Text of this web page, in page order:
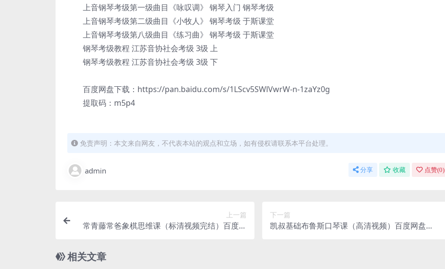
上音钢琴考级第一级曲目《咏叹调》 钢琴入门 钢琴考级
上音钢琴考级第二级曲目《小牧人》 钢琴考级 于斯课堂
上音钢琴考级第八级曲目《练习曲》 钢琴考级 于斯课堂
钢琴考级教程 江苏音协社会考级 3级 上
钢琴考级教程 江苏音协社会考级 3级 下
百度网盘下载：https://pan.baidu.com/s/1LScv5SWlVwrW-n-1zaYz0g
提取码：m5p4
免责声明：本文来自网友，不代表本站的观点和立场，如有侵权请联系本平台处理。
admin 分享 收藏 点赞(0)
上一篇
常青藤常爸象棋思维课（标清视频完结）百度网
下一篇
凯叔基础布鲁斯口琴课（高清视频）百度网盘下
相关文章